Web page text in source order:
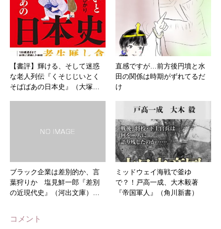
【書評】輝ける、そして迷惑
な老人列伝『くそじじいとく
そばばあの日本史』（大塚…
直感ですが…前方後円墳と水
田の関係は時期がずれてるだ
け
ブラック企業は差別的か、言
葉狩りか 塩見鮮一郎『差別
の近現代史』（河出文庫）…
ミッドウェイ海戦で釜ゆ
で？！戸高一成、大木毅著
『帝国軍人』（角川新書）
コメント